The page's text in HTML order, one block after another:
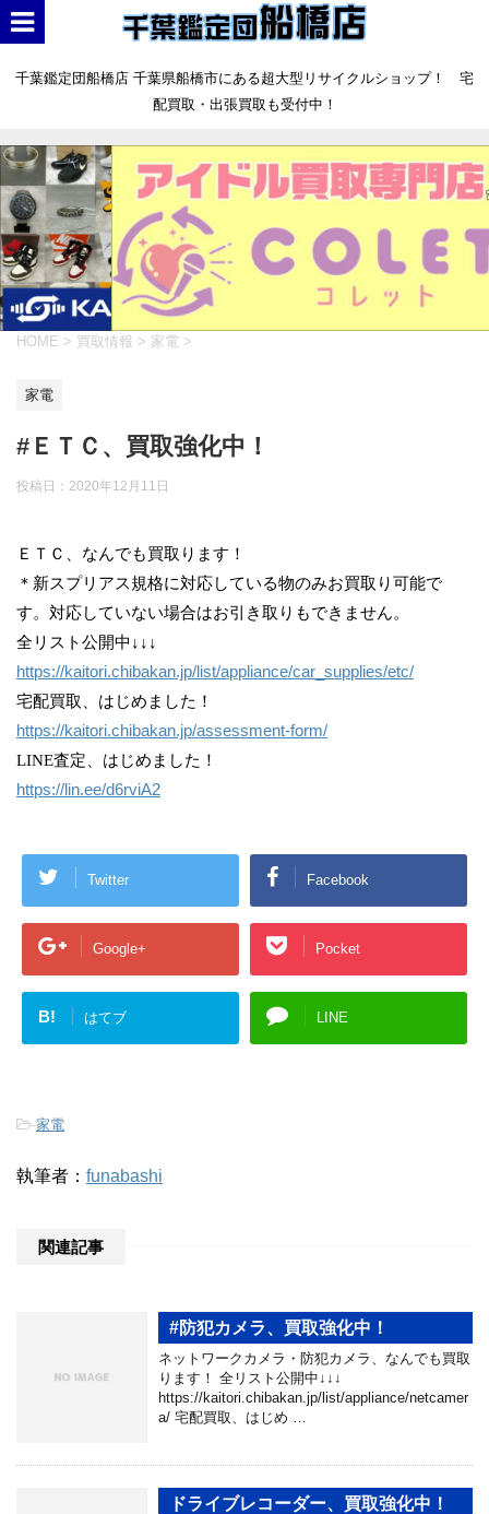
千葉鑑定団船橋店 千葉県船橋市にある超大型リサイクルショップ！ 宅
配買取・出張買取も受付中！
HOME > 買取情報 > 家電 >
家電
#ＥＴＣ、買取強化中！
投稿日： 2020年12月11日
ＥＴＣ、なんでも買取ります！
＊新スプリアス規格に対応している物のみお買取り可能で
す。対応していない場合はお引き取りもできません。
全リスト公開中↓↓↓
https://kaitori.chibakan.jp/list/appliance/car_supplies/etc/
宅配買取、はじめました！
https://kaitori.chibakan.jp/assessment-form/
LINE査定、はじめました！
https://lin.ee/d6rviA2
Twitter Facebook
Google+ Pocket
B! はてブ LINE
-家電
執筆者： funabashi
関連記事
#防犯カメラ、買取強化中！
ネットワークカメラ・防犯カメラ、なんでも買取
ります！ 全リスト公開中↓↓↓
https://kaitori.chibakan.jp/list/appliance/netcamer
a/ 宅配買取、はじめ …
ドライブレコーダー、買取強化中！